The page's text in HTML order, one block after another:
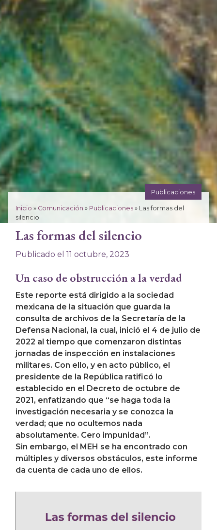
“Represión”, fragmento del mural “Un clamor por la
Publicado con autorización de Casa Taller Rafael
Publicaciones
Inicio » Comunicación » Publicaciones » Las formas del
silencio
Las formas del silencio
Publicado el 11 octubre, 2023
Un caso de obstrucción a la verdad
Este reporte está dirigido a la sociedad
mexicana de la situación que guarda la
consulta de archivos de la Secretaría de la
Defensa Nacional, la cual, inició el 4 de julio de
2022 al tiempo que comenzaron distintas
jornadas de inspección en instalaciones
militares. Con ello, y en acto público, el
presidente de la República ratificó lo
establecido en el Decreto de octubre de
2021, enfatizando que “se haga toda la
investigación necesaria y se conozca la
verdad; que no ocultemos nada
absolutamente. Cero impunidad”.
Sin embargo, el MEH se ha encontrado con
múltiples y diversos obstáculos, este informe
da cuenta de cada uno de ellos.